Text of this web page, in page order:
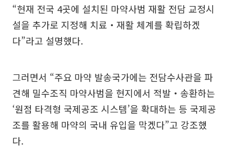
“현재 전국 4곳에 설치된 마약사범 재활 전담 교정시
설을 추가로 지정해 치료‧재활 체계를 확립하겠
다”라고 설명했다.
그러면서 “주요 마약 발송국가에는 전담수사관을 파
견해 밀수조직 마약사범을 현지에서 적발‧송환하는
‘원점 타격형 국제공조 시스템’을 확대하는 등 국제공
조를 활용해 마약의 국내 유입을 막겠다”고 강조했
다.